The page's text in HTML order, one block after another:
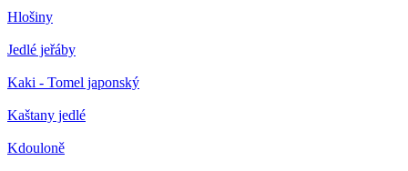
Hlošiny
Jedlé jeřáby
Kaki - Tomel japonský
Kaštany jedlé
Kdouloně